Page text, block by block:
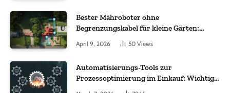
Bester Mähroboter ohne
Begrenzungskabel für kleine Gärten:
Worauf es bei 200 bis 500 m² wirklich
ankommt
April 9, 2026 50 Views
Automatisierungs-Tools zur
Prozessoptimierung im Einkauf: Wichtige
Funktionen, auf die Sie achten sollten